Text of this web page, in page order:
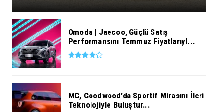
Omoda | Jaecoo, Güçlü Satış
Performansını Temmuz Fiyatlarıyl...
MG, Goodwood’da Sportif Mirasını İleri
Teknolojiyle Buluştur...